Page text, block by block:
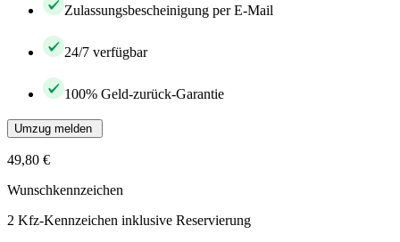
Zulassungsbescheinigung per E-Mail
24/7 verfügbar
100% Geld-zurück-Garantie
Umzug melden
49,80 €
Wunschkennzeichen
2 Kfz-Kennzeichen inklusive Reservierung